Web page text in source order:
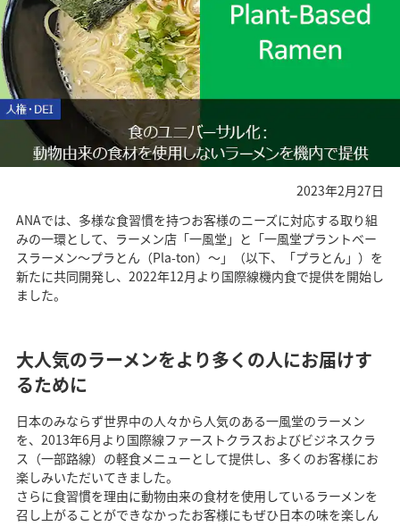
2023年2月27日
ANAでは、多様な食習慣を持つお客様のニーズに対応する取り組
みの一環として、ラーメン店「一風堂」と「一風堂プラントベー
スラーメン～プラとん（Pla-ton）～」（以下、「プラとん」）を
新たに共同開発し、2022年12月より国際線機内食で提供を開始し
ました。
大人気のラーメンをより多くの人にお届けす
るために
日本のみならず世界中の人々から人気のある一風堂のラーメン
を、2013年6月より国際線ファーストクラスおよびビジネスクラ
ス（一部路線）の軽食メニューとして提供し、多くのお客様にお
楽しみいただいてきました。
さらに食習慣を理由に動物由来の食材を使用しているラーメンを
召し上がることができなかったお客様にもぜひ日本の味を楽しん